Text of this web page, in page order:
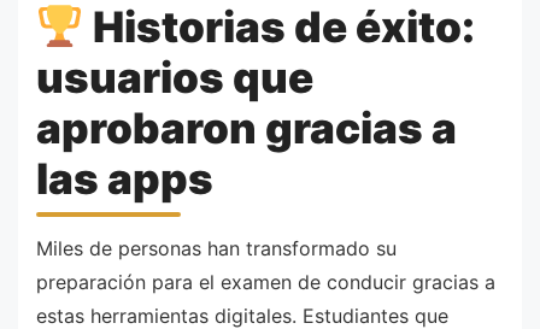
Historias de éxito:
usuarios que
aprobaron gracias a
las apps
Miles de personas han transformado su
preparación para el examen de conducir gracias a
estas herramientas digitales. Estudiantes que